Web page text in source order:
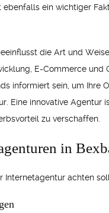
ein wichtiger
die Art und
E-Commerce
informiert sein, um
Eine innovative
zu verschaffen.
in
Internetagentur achten